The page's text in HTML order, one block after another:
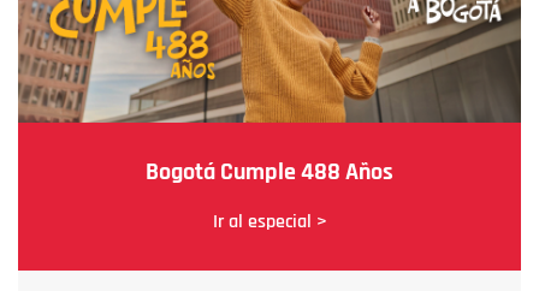
Bogotá Cumple 488 Años
Ir al especial >